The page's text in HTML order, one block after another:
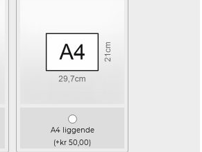
A4 liggende
(+kr 50,00)